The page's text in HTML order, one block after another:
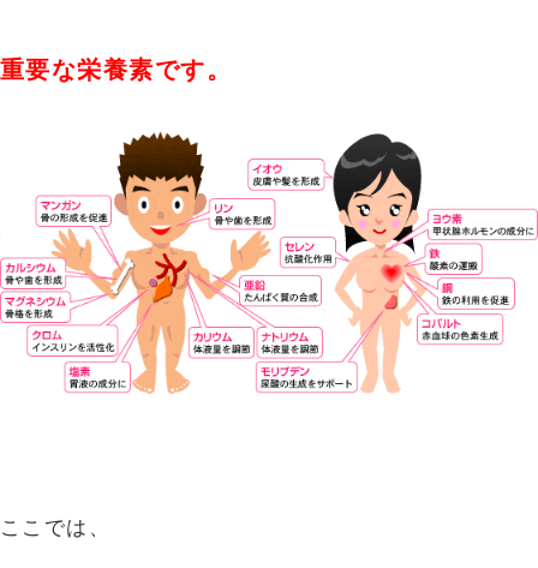
重要な栄養素です。
ここでは、